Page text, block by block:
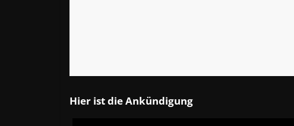
Hier ist die Ankündigung